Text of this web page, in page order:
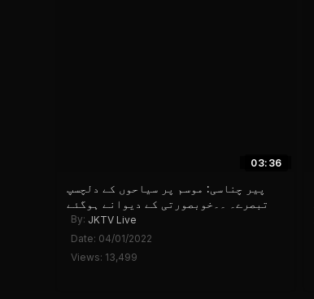
03:36
پیر چناسی: موسم پر سیاحوں کے دلچسپ
تبصرے۔ ۔۔خوبصورتی کے دیوانے ہوگئے
By: JKTV Live
Date: 04/01/2022
Views: 13,499